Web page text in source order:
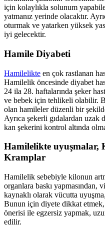
için kolaylıkla solunum
yatmanız yerinde olacaktır.
oturmak ve yatarken yüksek
iyi gelecektir.
Hamile Diyabeti
Hamilelikte en çok rastlanan
Hamilelik öncesinde diyabet
24 ila 28. haftalarında şeker
ve bebek için tehlikeli olabilir.
olan hamileler düzenli bir
Ayrıca şekerli gıdalardan
kan şekerini kontrol altında
Hamilelikte uyuşmalar,
Kramplar
Hamilelik sebebiyle kilonun
organlara baskı
kaynaklı olarak vücutta
Bunun için diyete dikkat
önerisi ile egzersiz yapmak,
edilir.